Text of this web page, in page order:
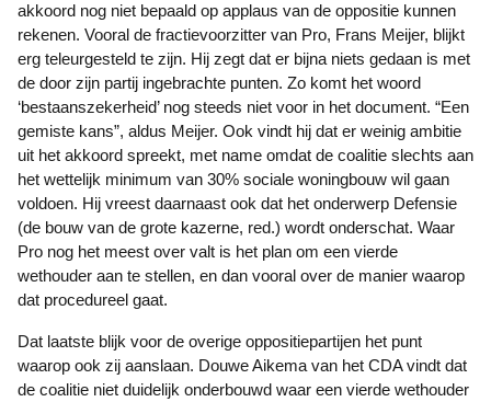
akkoord nog niet bepaald op applaus van de oppositie kunnen
rekenen. Vooral de fractievoorzitter van Pro, Frans Meijer, blijkt
erg teleurgesteld te zijn. Hij zegt dat er bijna niets gedaan is met
de door zijn partij ingebrachte punten. Zo komt het woord
‘bestaanszekerheid’ nog steeds niet voor in het document. “Een
gemiste kans”, aldus Meijer. Ook vindt hij dat er weinig ambitie
uit het akkoord spreekt, met name omdat de coalitie slechts aan
het wettelijk minimum van 30% sociale woningbouw wil gaan
voldoen. Hij vreest daarnaast ook dat het onderwerp Defensie
(de bouw van de grote kazerne, red.) wordt onderschat. Waar
Pro nog het meest over valt is het plan om een vierde
wethouder aan te stellen, en dan vooral over de manier waarop
dat procedureel gaat.
Dat laatste blijk voor de overige oppositiepartijen het punt
waarop ook zij aanslaan. Douwe Aikema van het CDA vindt dat
de coalitie niet duidelijk onderbouwd waar een vierde wethouder